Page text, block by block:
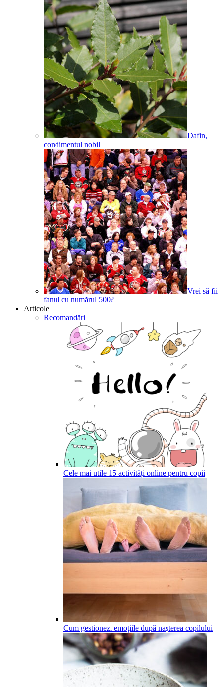
Dafin,
condimentul nobil
Vrei să fii
fanul cu numărul 500?
Articole
Recomandări
Cele mai utile 15 activități online pentru copii
Cum gestionezi emoțiile după nașterea copilului